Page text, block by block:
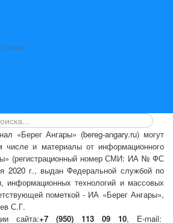
«Берег Ангары» (bereg-angary.ru) могут
числе и материалы от информационного
(регистрационный номер СМИ: ИА № ФС
2020 г., выдан Федеральной службой по
информационных технологий и массовых
пометкой - ИА «Берег Ангары»,
С.Г.
сайта:+7 (950) 113 09 10, E-mail: